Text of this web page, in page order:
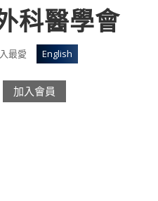
最愛 English
加入會員